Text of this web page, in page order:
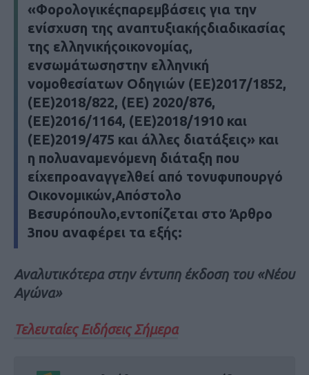
«Φορολογικέςπαρεμβάσεις για την
ενίσχυση της αναπτυξιακήςδιαδικασίας
της ελληνικήςοικονομίας,
ενσωμάτωσηστην ελληνική
νομοθεσίατων Οδηγιών (ΕΕ)2017/1852,
(ΕΕ)2018/822, (ΕΕ) 2020/876,
(ΕΕ)2016/1164, (ΕΕ)2018/1910 και
(ΕΕ)2019/475 και άλλες διατάξεις» και
η πολυαναμενόμενη διάταξη που
είχεπροαναγγελθεί από τονυφυπουργό
Οικονομικών,Απόστολο
Βεσυρόπουλο,εντοπίζεται στο Άρθρο
3που αναφέρει τα εξής:
Αναλυτικότερα στην έντυπη έκδοση του «Νέου
Αγώνα»
Τελευταίες Ειδήσεις Σήμερα